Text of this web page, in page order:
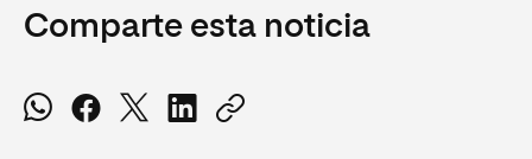
Comparte esta noticia